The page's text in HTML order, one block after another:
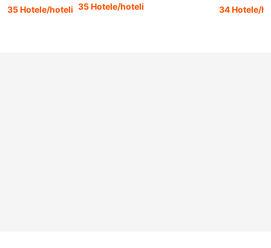
35 Hotele/hoteli 35 Hotele/hoteli 34 Hotele/